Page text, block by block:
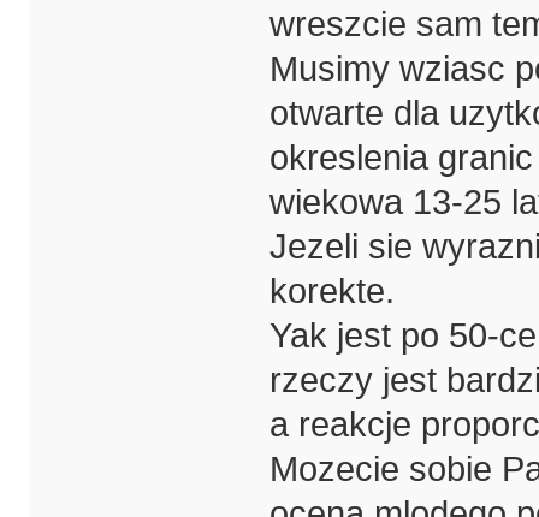
wreszcie sam
Musimy wziasc
otwarte dla
okreslenia
wiekowa 13-25
Jezeli sie
korekte.
Yak jest po 50-
rzeczy jest
a reakcje
Mozecie sobie